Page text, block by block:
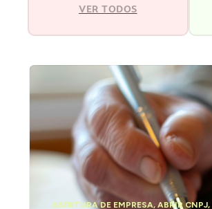
VER TODOS
ABERTURA DE EMPRESA,ABRIR CNPJ,